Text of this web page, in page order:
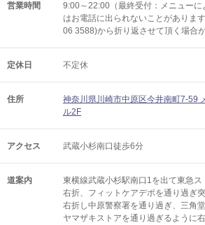
営業時間
9:00～22:00（最終受付：メニュー
はお電話に出られないことがありま
06 3588)から折り返させて頂く場合が
定休日 不定休
住所
神奈川県川崎市中原区今井南町7-59
ル2F
アクセス 武蔵小杉南口徒歩6分
道案内
東横線武蔵小杉駅南口1を出て東急
右折、フィットケアデポを通り過ぎ
右折し中原警察署を通り過ぎ、三角
ヤマザキストアを通り過ぎるように